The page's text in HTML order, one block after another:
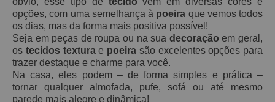
opções, com uma semelhança à poeira que vemos todos
os dias, mas da forma mais positiva possível!
Seja em peças de roupa ou na sua decoração em geral,
os tecidos texturae poeira são excelentes opções para
trazer destaque e charme para você.
Na casa, eles podem – de forma simples e prática –
tornar qualquer almofada, pufe, sofá ou até mesmo
parede mais alegre e dinâmica!